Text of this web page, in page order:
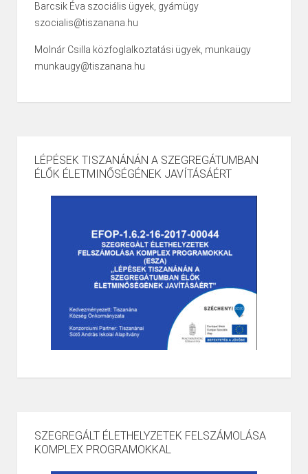
Barcsik Éva szociális ügyek, gyámügy
szocialis@tiszanana.hu
Molnár Csilla közfoglalkoztatási ügyek, munkaügy
munkaugy@tiszanana.hu
LÉPÉSEK TISZANÁNÁN A SZEGREGÁTUMBAN
ÉLŐK ÉLETMINŐSÉGÉNEK JAVÍTÁSÁÉRT
SZEGREGÁLT ÉLETHELYZETEK FELSZÁMOLÁSA
KOMPLEX PROGRAMOKKAL